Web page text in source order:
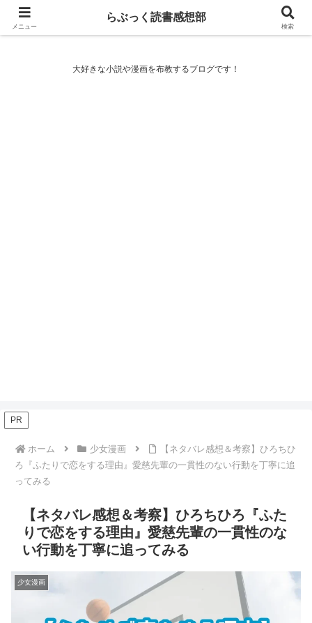
らぶっく読書感想部
大好きな小説や漫画を布教するブログです！
PR
ホーム 少女漫画
【ネタバレ感想＆考察】ひろちひ
ろ『ふたりで恋をする理由』愛慈先輩の一貫性のない行動を丁寧に追
ってみる
【ネタバレ感想＆考察】ひろちひろ『ふた
りで恋をする理由』愛慈先輩の一貫性のな
い行動を丁寧に追ってみる
少女漫画
メニュー
らぶっく読書感想部
検索